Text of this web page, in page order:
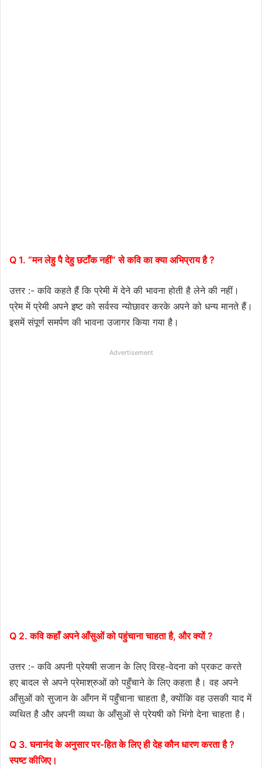
Q 1. “मन लेहु पै देहु छटाँक नहीं” से कवि का क्या अभिप्राय है ?
उत्तर :- कवि कहते हैं कि प्रेमी में देने की भावना होती है लेने की नहीं।
प्रेम में प्रेमी अपने इष्ट को सर्वस्व न्योछावर करके अपने को धन्य मानते हैं।
इसमें संपूर्ण समर्पण की भावना उजागर किया गया है।
Advertisement
Q 2. कवि कहाँ अपने आँसुओं को पहुंचाना चाहता है, और क्यों ?
उत्तर :- कवि अपनी प्रेयषी सजान के लिए विरह-वेदना को प्रकट करते
हए बादल से अपने प्रेमाश्रुओं को पहुँचाने के लिए कहता है। वह अपने
आँसुओं को सुजान के आँगन में पहुँचाना चाहता है, क्योंकि वह उसकी याद में
व्यथित है और अपनी व्यथा के आँसुओं से प्रेयषी को भिंगो देना चाहता है।
Q 3.घनानंद के अनुसार पर-हित के लिए ही देह कौन धारण करता है ?
स्पष्ट कीजिए।